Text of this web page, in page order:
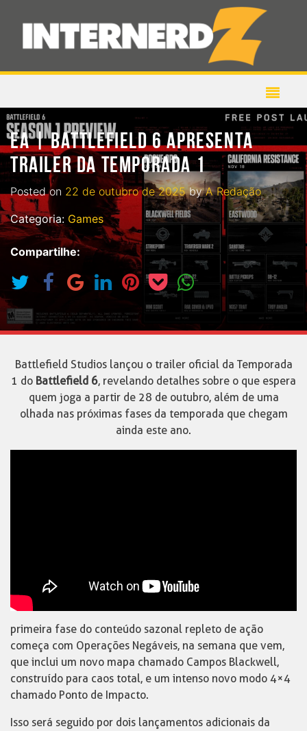
EA | BATTLEFIELD 6 APRESENTA
TRAILER DA TEMPORADA 1
Posted on 22 de outubro de 2025byA Redação
Categoria: Games
Compartilhe:
Battlefield Studios lançou o trailer oficial da Temporada
1 do Battlefield 6, revelando detalhes sobre o que espera
quem joga a partir de 28 de outubro, além de uma
olhada nas próximas fases da temporada que chegam
ainda este ano.
primeira fase do conteúdo sazonal repleto de ação
começa com Operações Negáveis, na semana que vem,
que inclui um novo mapa chamado Campos Blackwell,
construído para caos total, e um intenso novo modo 4×4
chamado Ponto de Impacto.
Isso será seguido por dois lançamentos adicionais da